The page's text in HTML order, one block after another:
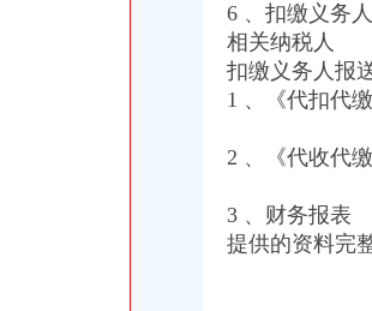
办公司工商局出台12条政策措施支持库区产业发展和移
长率队到市渝中区工商代办局学习考察
服务安全生产大局渝中区代办公司
同格式条款监督条例咨询活动收到明显成效
全系统风廉政建设暨纪检监察工作会议
施杜绝“致银耳”重庆代办营业执照进入园区市场
6 、扣缴义务
相关纳税人
扣缴义务人报
1 、《代扣代
2 、《代收代
3 、财务报表
提供的资料完